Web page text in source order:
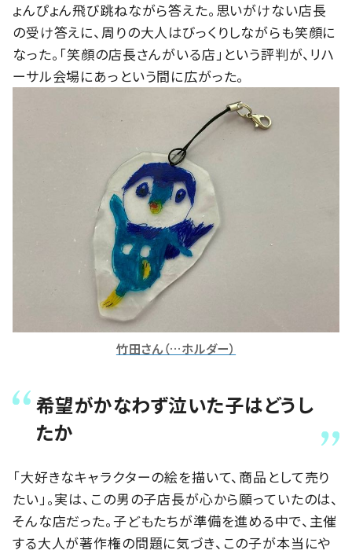
ょんぴょん飛び跳ねながら答えた。思いがけない店長
の受け答えに、周りの大人はびっくりしながらも笑顔に
なった。「笑顔の店長さんがいる店」という評判が、リハ
ーサル会場にあっという間に広がった。
竹田さん（…ホルダー）
希望がかなわず泣いた子はどうし
たか
「大好きなキャラクターの絵を描いて、商品として売り
たい」。実は、この男の子店長が心から願っていたのは、
そんな店だった。子どもたちが準備を進める中で、主催
する大人が著作権の問題に気づき、この子が本当にや